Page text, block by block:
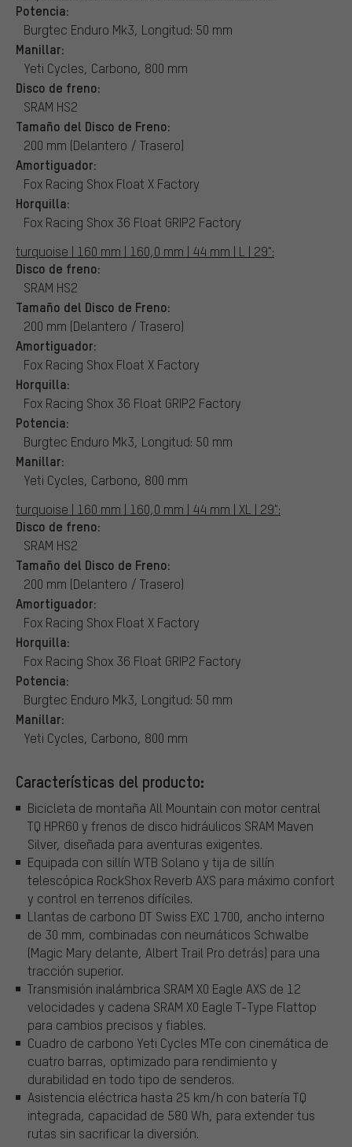
Potencia:
Burgtec Enduro Mk3, Longitud: 50 mm
Manillar:
Yeti Cycles, Carbono, 800 mm
Disco de freno:
SRAM HS2
Tamaño del Disco de Freno:
200 mm (Delantero / Trasero)
Amortiguador:
Fox Racing Shox Float X Factory
Horquilla:
Fox Racing Shox 36 Float GRIP2 Factory
turquoise | 160 mm | 160,0 mm | 44 mm | L | 29":
Disco de freno:
SRAM HS2
Tamaño del Disco de Freno:
200 mm (Delantero / Trasero)
Amortiguador:
Fox Racing Shox Float X Factory
Horquilla:
Fox Racing Shox 36 Float GRIP2 Factory
Potencia:
Burgtec Enduro Mk3, Longitud: 50 mm
Manillar:
Yeti Cycles, Carbono, 800 mm
turquoise | 160 mm | 160,0 mm | 44 mm | XL | 29":
Disco de freno:
SRAM HS2
Tamaño del Disco de Freno:
200 mm (Delantero / Trasero)
Amortiguador:
Fox Racing Shox Float X Factory
Horquilla:
Fox Racing Shox 36 Float GRIP2 Factory
Potencia:
Burgtec Enduro Mk3, Longitud: 50 mm
Manillar:
Yeti Cycles, Carbono, 800 mm
Características del producto:
Bicicleta de montaña All Mountain con motor central
TQ HPR60 y frenos de disco hidráulicos SRAM Maven
Silver, diseñada para aventuras exigentes.
Equipada con sillín WTB Solano y tija de sillín
telescópica RockShox Reverb AXS para máximo confort
y control en terrenos difíciles.
Llantas de carbono DT Swiss EXC 1700, ancho interno
de 30 mm, combinadas con neumáticos Schwalbe
(Magic Mary delante, Albert Trail Pro detrás) para una
tracción superior.
Transmisión inalámbrica SRAM X0 Eagle AXS de 12
velocidades y cadena SRAM X0 Eagle T-Type Flattop
para cambios precisos y fiables.
Cuadro de carbono Yeti Cycles MTe con cinemática de
cuatro barras, optimizado para rendimiento y
durabilidad en todo tipo de senderos.
Asistencia eléctrica hasta 25 km/h con batería TQ
integrada, capacidad de 580 Wh, para extender tus
rutas sin sacrificar la diversión.